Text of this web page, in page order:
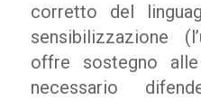
corretto del
sensibilizzazione
offre sostegno
necessario